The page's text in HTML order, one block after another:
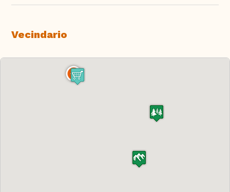
Vecindario